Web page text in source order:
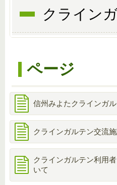
クライン
ページ
信州みよたクラインガ
クラインガルテン交流
クラインガルテン利用
いて